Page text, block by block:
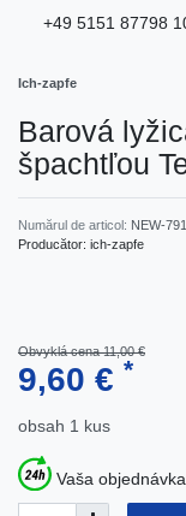
+49 5151 87798
Ich-zapfe
Barová
špachtľou
Numărul de articol: NEW-
Producător: ich-zapfe
Obvyklá cena 11,00 €
9,60 € *
obsah 1 kus
Vaša